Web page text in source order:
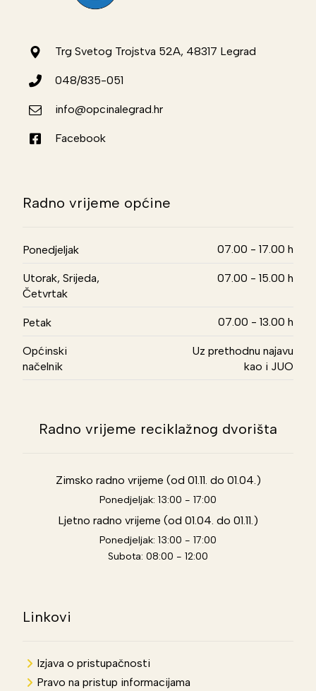
Trg Svetog Trojstva 52A, 48317 Legrad
048/835-051
info@opcinalegrad.hr
Facebook
Radno vrijeme općine
Ponedjeljak 07.00 - 17.00 h
Utorak, Srijeda,
Četvrtak
07.00 - 15.00 h
Petak 07.00 - 13.00 h
Općinski
načelnik
Uz prethodnu najavu
kao i JUO
Radno vrijeme reciklažnog dvorišta
Zimsko radno vrijeme (od 01.11. do 01.04.)
Ponedjeljak: 13:00 - 17:00
Ljetno radno vrijeme (od 01.04. do 01.11.)
Ponedjeljak: 13:00 - 17:00
Subota: 08:00 - 12:00
Linkovi
Izjava o pristupačnosti
Pravo na pristup informacijama